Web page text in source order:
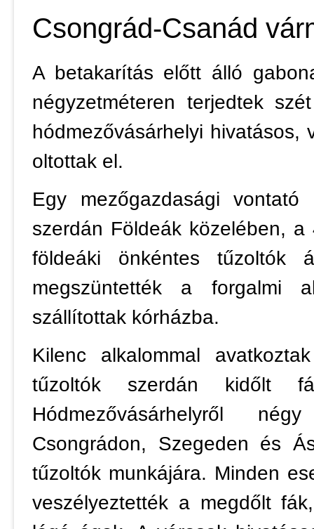
Csongrád-Csanád
A betakarítás előtt álló
négyzetméteren terjedtek
hódmezővásárhelyi hivatásos,
oltottak el.
Egy mezőgazdasági
szerdán Földeák közelében,
földeáki önkéntes tűzoltók
megszüntették a forgalmi
szállítottak kórházba.
Kilenc alkalommal
tűzoltók szerdán kidőlt
Hódmezővásárhelyről
Csongrádon, Szegeden és
tűzoltók munkájára. Minden
veszélyeztették a megdőlt